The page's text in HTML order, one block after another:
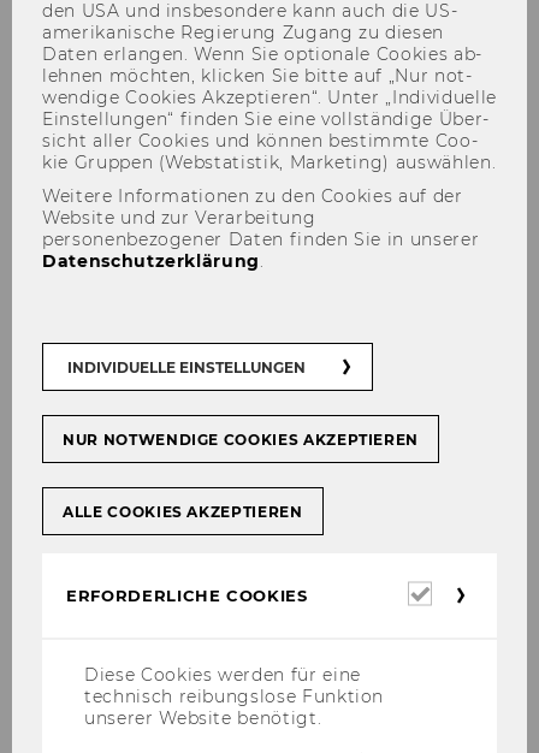
den USA und ins­be­son­de­re kann auch die US-​
amerikanische Re­gie­rung Zu­gang zu die­sen
Daten er­lan­gen. Wenn Sie op­tio­na­le Coo­kies ab­
leh­nen möch­ten, kli­cken Sie bitte auf „Nur not­
wen­di­ge Coo­kies Ak­zep­tie­ren“. Unter „In­di­vi­du­el­le
Ein­stel­lun­gen“ fin­den Sie eine voll­stän­di­ge Über­
sicht aller Coo­kies und kön­nen be­stimm­te Coo­
kie Grup­pen (Web­sta­tis­tik, Mar­ke­ting) aus­wäh­len.
Weitere Informationen zu den Cookies auf der
Website und zur Verarbeitung
personenbezogener Daten finden Sie in unserer
Datenschutzerklärung
INDIVIDUELLE EINSTELLUNGEN
NUR NOTWENDIGE COOKIES AKZEPTIEREN
ALLE COOKIES AKZEPTIEREN
ERFORDERLICHE COOKIES
Diese Cookies werden für eine
technisch reibungslose Funktion
unserer Website benötigt.